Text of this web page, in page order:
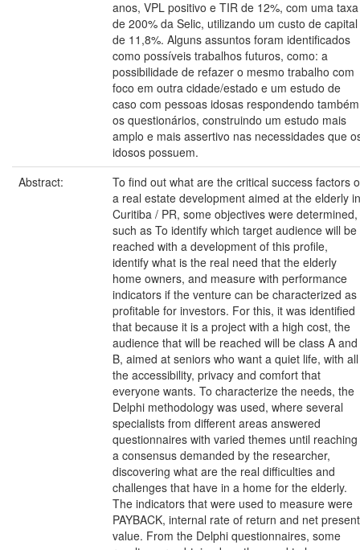
anos, VPL positivo e TIR de 12%, com uma taxa
de 200% da Selic, utilizando um custo de capital
de 11,8%. Alguns assuntos foram identificados
como possíveis trabalhos futuros, como: a
possibilidade de refazer o mesmo trabalho com
foco em outra cidade/estado e um estudo de
caso com pessoas idosas respondendo também
os questionários, construindo um estudo mais
amplo e mais assertivo nas necessidades que
idosos possuem.
Abstract:
To find out what are the critical success factors
a real estate development aimed at the elderly in
Curitiba / PR, some objectives were determined,
such as To identify which target audience will be
reached with a development of this profile,
identify what is the real need that the elderly
home owners, and measure with performance
indicators if the venture can be characterized as
profitable for investors. For this, it was identified
that because it is a project with a high cost, the
audience that will be reached will be class A and
B, aimed at seniors who want a quiet life, with all
the accessibility, privacy and comfort that
everyone wants. To characterize the needs, the
Delphi methodology was used, where several
specialists from different areas answered
questionnaires with varied themes until reaching
a consensus demanded by the researcher,
discovering what are the real difficulties and
challenges that have in a home for the elderly.
The indicators that were used to measure were
PAYBACK, internal rate of return and net present
value. From the Delphi questionnaires, some